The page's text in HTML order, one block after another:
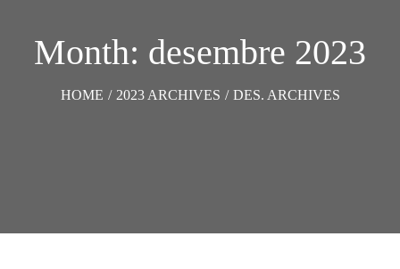
Month: desembre 2023
HOME / 2023 ARCHIVES / DES. ARCHIVES